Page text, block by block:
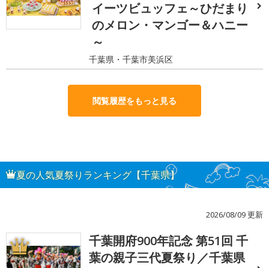
イーツビュッフェ～ひだまり
のメロン・マンゴー＆ハニー
～
千葉県・千葉市美浜区
閲覧履歴をもっと見る
夏の人気夏祭りランキング【千葉県】
2026/08/09 更新
1
千葉開府900年記念 第51回 千
葉の親子三代夏祭り／千葉県